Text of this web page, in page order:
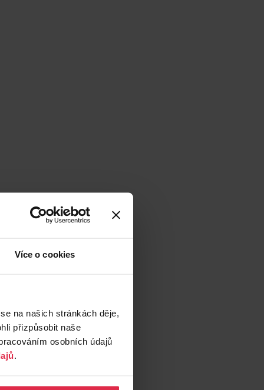
Více o cookies
na našich stránkách děje,
přizpůsobit naše
osobních údajů
.